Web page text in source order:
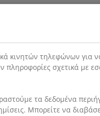
κινητών τηλεφώνων για
σχετικά με
τα δεδομένα
Μπορείτε να